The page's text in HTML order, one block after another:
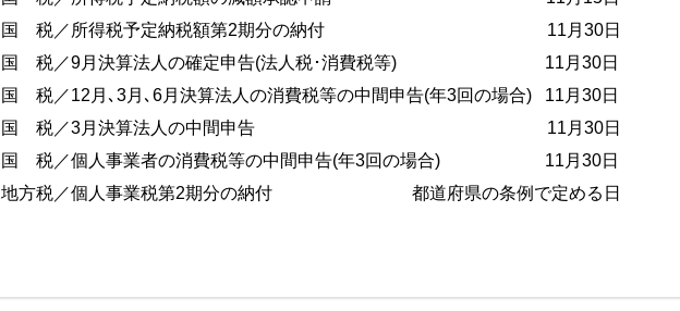
国 税／所得税予定納税額第2期分の納付 11月30日
国 税／9月決算法人の確定申告(法人税･消費税等) 11月30日
国 税／12月､3月､6月決算法人の消費税等の中間申告(年3回の場合) 11月30日
国 税／3月決算法人の中間申告 11月30日
国 税／個人事業者の消費税等の中間申告(年3回の場合) 11月30日
地方税／個人事業税第2期分の納付 都道府県の条例で定める日